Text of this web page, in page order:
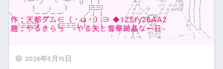
2026年5月15日